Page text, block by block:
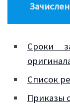
Сроки
Список
Приказы